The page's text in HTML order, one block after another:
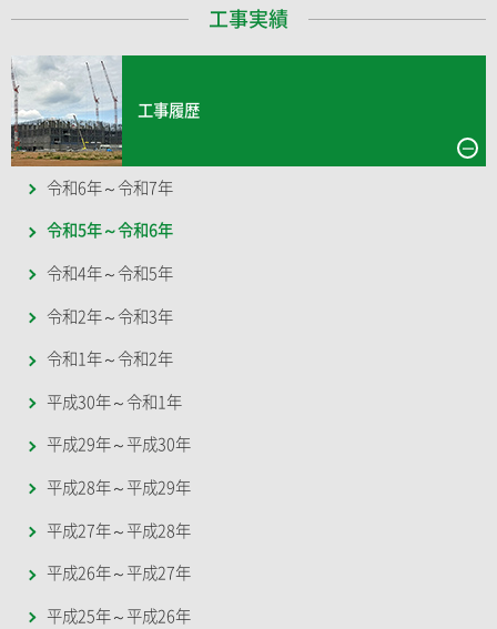
工事実績
工事履歴
令和6年～令和7年
令和5年～令和6年
令和4年～令和5年
令和2年～令和3年
令和1年～令和2年
平成30年～令和1年
平成29年～平成30年
平成28年～平成29年
平成27年～平成28年
平成26年～平成27年
平成25年～平成26年